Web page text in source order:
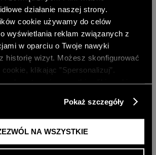
działanie naszej strony.
cookie używamy do celów
wyświetlania reklam związanych z
w oparciu o Twoje nawyki
historię wizyt. Możesz skonfigurować
klikając ”Spersonalizuj”.
Polityce Prywatności
Pokaż szczegóły
NA WSZYSTKIE